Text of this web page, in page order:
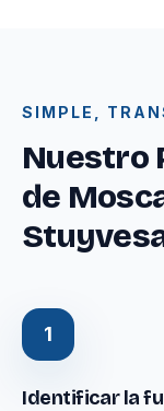
SIMPLE,
Nuestro
de
1
Identificar la